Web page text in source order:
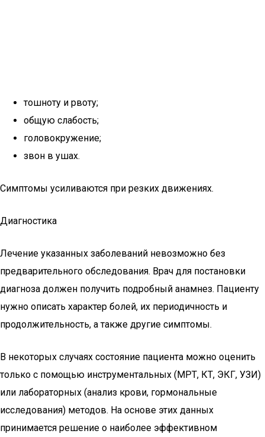
тошноту и рвоту;
общую слабость;
головокружение;
звон в ушах.
Симптомы усиливаются при резких движениях.
Диагностика
Лечение указанных заболеваний невозможно без
предварительного обследования. Врач для постановки
диагноза должен получить подробный анамнез. Пациенту
нужно описать характер болей, их периодичность и
продолжительность, а также другие симптомы.
В некоторых случаях состояние пациента можно оценить
только с помощью инструментальных (МРТ, КТ, ЭКГ, УЗИ)
или лабораторных (анализ крови, гормональные
исследования) методов. На основе этих данных
принимается решение о наиболее эффективном